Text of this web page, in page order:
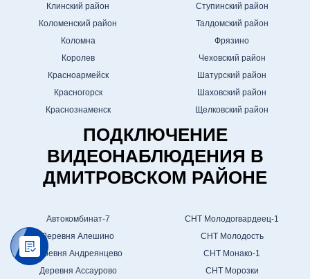
Клинский район
Коломенский район
Коломна
Королев
Красноармейск
Красногорск
Краснознаменск
Ступинский район
Талдомский район
Фрязино
Чеховский район
Шатурский район
Шаховский район
Щелковский район
ПОДКЛЮЧЕНИЕ
ВИДЕОНАБЛЮДЕНИЯ В
ДМИТРОВСКОМ РАЙОНЕ
Автокомбинат-7
Деревня Алешино
Деревня Андреянцево
Деревня Ассаурово
СНТ Молодогвардеец-1
СНТ Молодость
СНТ Монако-1
СНТ Морозки